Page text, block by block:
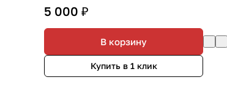
5 000 ₽
В корзину
Купить в 1 клик